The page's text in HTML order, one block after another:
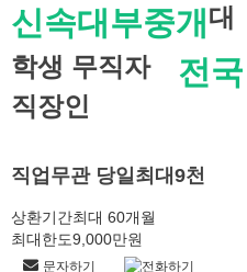
신속대부중개
전국
대
학생 무직자
직장인
직업무관 당일최대9천
상환기간최대 60개월
최대한도9,000만원
문자하기 전화하기